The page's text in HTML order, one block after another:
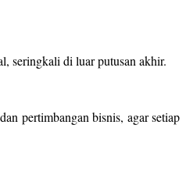
seringkali di luar putusan akhir.
pertimbangan bisnis, agar setiap